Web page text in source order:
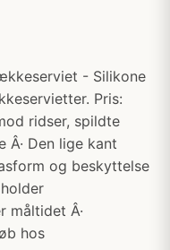
- Silikone
Pris:
ridser, spildte
Den lige kant
og beskyttelse
måltidet Â·
hos